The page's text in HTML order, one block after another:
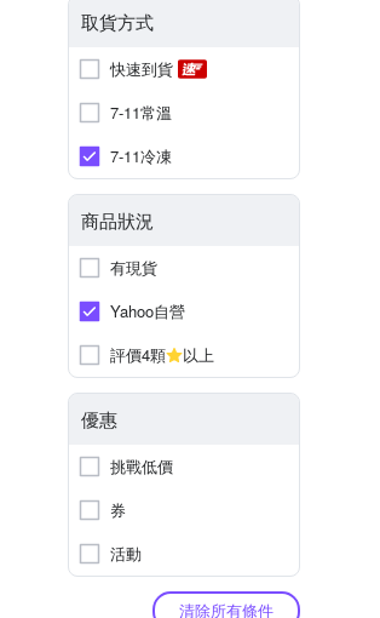
取貨方式
快速到貨
7-11常溫
7-11冷凍
商品狀況
有現貨
Yahoo自營
評價4顆
以上
優惠
挑戰低價
券
活動
清除所有條件